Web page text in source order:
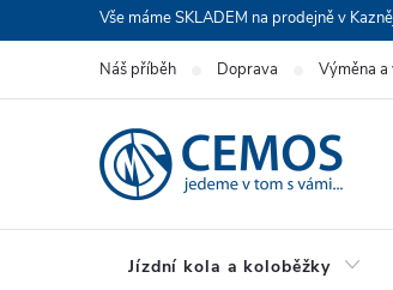
na
Vše máme SKLADEM na prodejně v
Náš příběh Doprava Výměna a
Jízdní kola a koloběžky